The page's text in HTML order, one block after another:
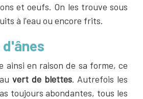
et oeufs. On les trouve sous
à l'eau ou encore frits.
ainsi en raison de sa forme, ce
vert de blettes. Autrefois les
toujours abondantes, tous les